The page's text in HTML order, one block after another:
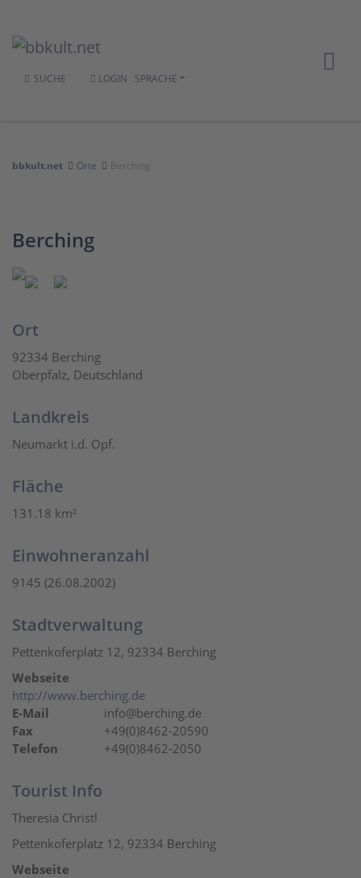
SUCHE LOGIN SPRACHE
bbkult.net Orte Berching
Berching
Ort
92334 Berching
Oberpfalz, Deutschland
Landkreis
Neumarkt i.d. Opf.
Fläche
131.18 km²
Einwohneranzahl
9145 (26.08.2002)
Stadtverwaltung
Pettenkoferplatz 12, 92334 Berching
Webseite
http://www.berching.de
E-Mail
info@berching.de
Fax
+49(0)8462-20590
Telefon
+49(0)8462-2050
Tourist Info
Theresia Christl
Pettenkoferplatz 12, 92334 Berching
Webseite